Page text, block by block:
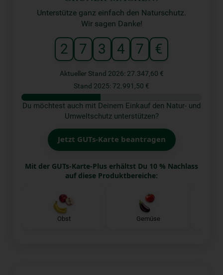
Unterstütze ganz einfach den Naturschutz.
Wir sagen Danke!
2 7 3 4 7 €
Aktueller Stand 2026: 27.347,60 €
Stand 2025: 72.991,50 €
Du möchtest auch mit Deinem Einkauf den Natur- und
Umweltschutz unterstützen?
Jetzt GUTs-Karte beantragen
Mit der GUTs-Karte-Plus erhältst Du 10 % Nachlass
auf diese Produktbereiche:
Obst Gemüse